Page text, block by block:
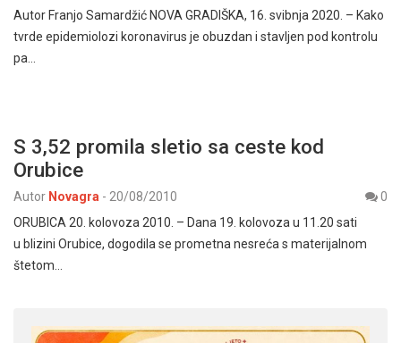
Autor Franjo Samardžić NOVA GRADIŠKA, 16. svibnja 2020. – Kako
tvrde epidemiolozi koronavirus je obuzdan i stavljen pod kontrolu
pa…
S 3,52 promila sletio sa ceste kod
Orubice
Autor Novagra - 20/08/2010
0
ORUBICA 20. kolovoza 2010. – Dana 19. kolovoza u 11.20 sati
u blizini Orubice, dogodila se prometna nesreća s materijalnom
štetom…